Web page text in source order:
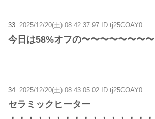
33: 2025/12/20(土) 08:42:37.97 ID:tj25COAY0
今日は58%オフの〜〜〜〜〜〜〜〜
34: 2025/12/20(土) 08:43:05.02 ID:tj25COAY0
セラミックヒーター